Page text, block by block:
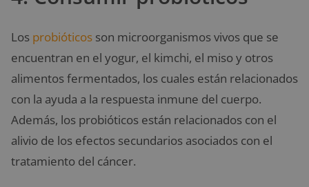
Los probióticos son microorganismos vivos que se
encuentran en el yogur, el kimchi, el miso y otros
alimentos fermentados, los cuales están relacionados
con la ayuda a la respuesta inmune del cuerpo.
Además, los probióticos están relacionados con el
alivio de los efectos secundarios asociados con el
tratamiento del cáncer.